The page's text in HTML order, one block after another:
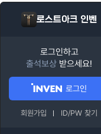
로스트아크 인벤
로그인하고
출석보상 받으세요!
로그인
회원가입 ID/PW 찾기